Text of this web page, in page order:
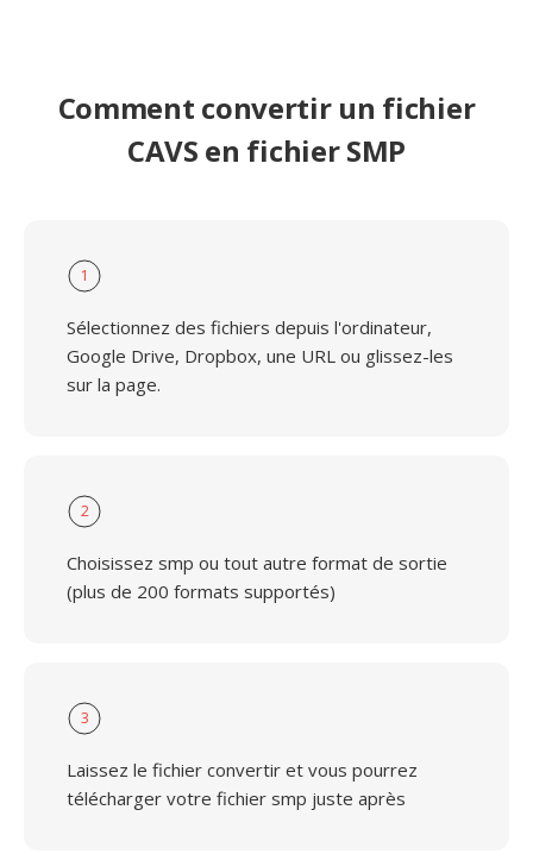
Comment convertir un fichier
CAVS en fichier SMP
1
Sélectionnez des fichiers depuis l'ordinateur,
Google Drive, Dropbox, une URL ou glissez-les
sur la page.
2
Choisissez smp ou tout autre format de sortie
(plus de 200 formats supportés)
3
Laissez le fichier convertir et vous pourrez
télécharger votre fichier smp juste après